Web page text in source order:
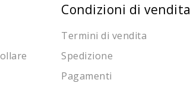
Condizioni di vendita
Termini di vendita
Spedizione
Pagamenti